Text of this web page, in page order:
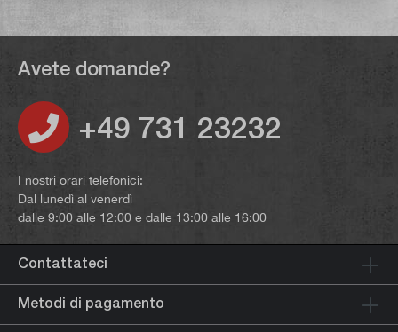
Avete domande?
+49 731 23232
I nostri orari telefonici:
Dal lunedì al venerdì
dalle 9:00 alle 12:00 e dalle 13:00 alle 16:00
Contattateci
Metodi di pagamento